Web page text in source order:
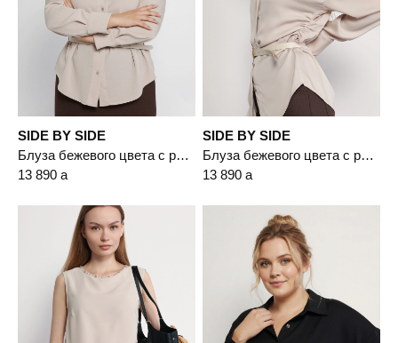
SIDE BY SIDE
Блуза бежевого цвета с рюшами
13 890 a
SIDE BY SIDE
Блуза бежевого цвета с рюшами
13 890 a